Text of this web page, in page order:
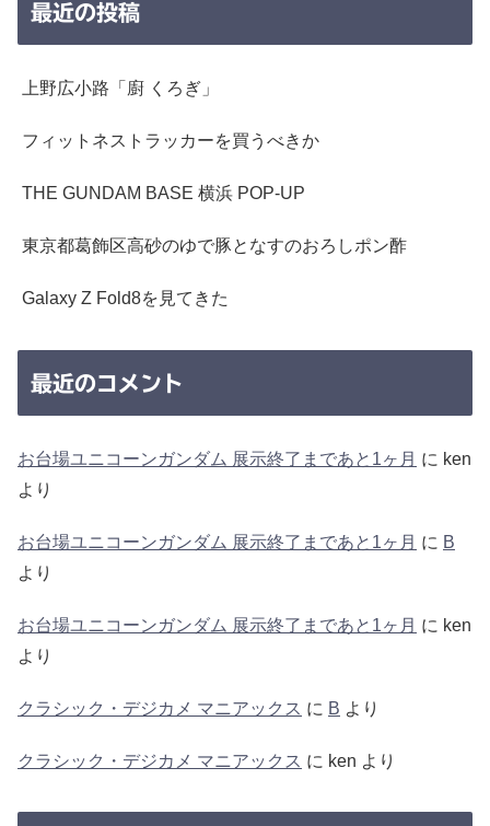
最近の投稿
上野広小路「廚 くろぎ」
フィットネストラッカーを買うべきか
THE GUNDAM BASE 横浜 POP-UP
東京都葛飾区高砂のゆで豚となすのおろしポン酢
Galaxy Z Fold8を見てきた
最近のコメント
お台場ユニコーンガンダム 展示終了まであと1ヶ月 に ken
より
お台場ユニコーンガンダム 展示終了まであと1ヶ月 に B
より
お台場ユニコーンガンダム 展示終了まであと1ヶ月 に ken
より
クラシック・デジカメ マニアックス に B より
クラシック・デジカメ マニアックス に ken より